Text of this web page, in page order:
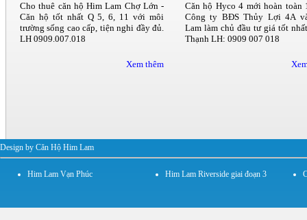
Cho thuê căn hộ Him Lam Chợ Lớn -
Căn hộ tốt nhất Q 5, 6, 11 với môi
trường sống cao cấp, tiện nghi đầy đủ.
LH 0909.007.018
Xem thêm
Căn hộ Hyco 4 mới hoàn toàn
Công ty BĐS Thủy Lợi 4A
Lam làm chủ đầu tư giá tốt
Thạnh LH: 0909 007 018
Design by Căn Hộ Him Lam
Him Lam Vạn Phúc Him Lam Riverside giai đoạn 3